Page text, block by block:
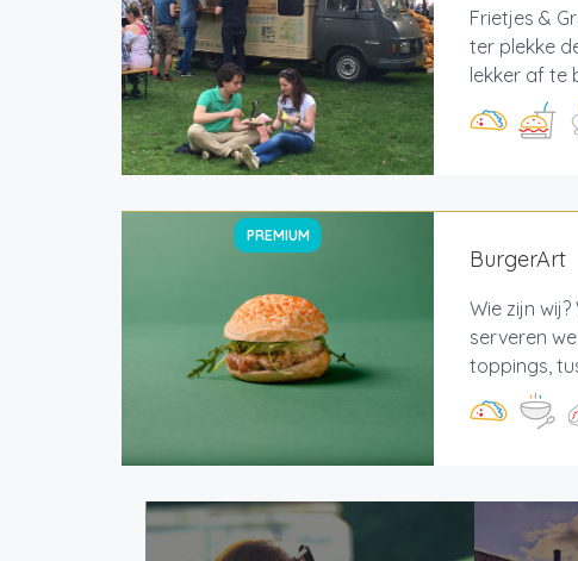
Frietjes &
ter plekke
lekker af te
PREMIUM
BurgerArt
Wie zijn
serveren
toppings,